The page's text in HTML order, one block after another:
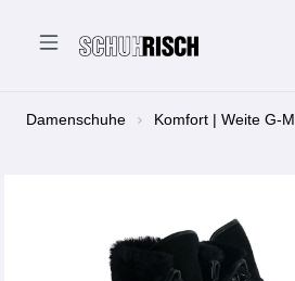
Damenschuhe Komfort | Weite G-M